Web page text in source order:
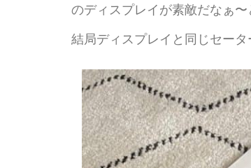
のディスプレイが素敵だなぁ〜
結局ディスプレイと同じセータ